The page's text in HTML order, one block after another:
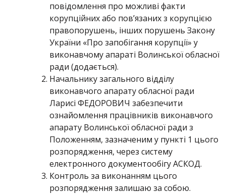
повідомлення про можливі факти
корупційних або пов’язаних з корупцією
правопорушень, інших порушень Закону
України «Про запобігання корупції» у
виконавчому апараті Волинської обласної
ради (додається).
Начальнику загального відділу
виконавчого апарату обласної ради
Ларисі ФЕДОРОВИЧ забезпечити
ознайомлення працівників виконавчого
апарату Волинської обласної ради з
Положенням, зазначеним у пункті 1 цього
розпорядження, через систему
електронного документообігу АСКОД.
Контроль за виконанням цього
розпорядження залишаю за собою.